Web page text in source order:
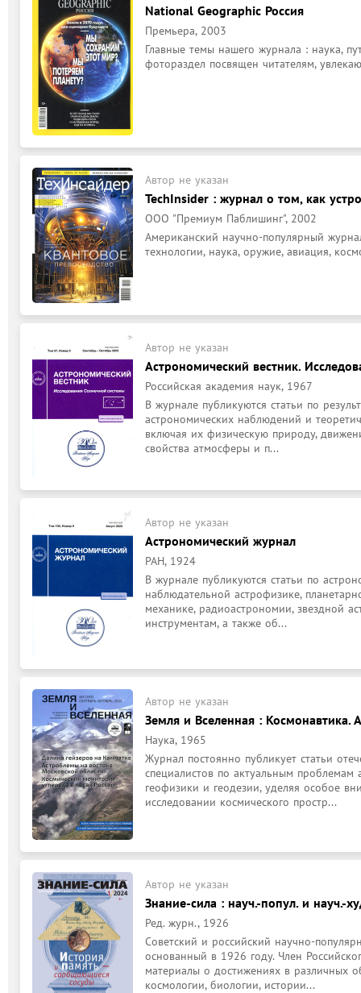
National Geographic Россия
Премьера, 2003
Главные темы нашего журнала : наука,
фотораздел посвящен читателям,
Автор не указан
TechInsider : журнал о том, как
ООО "Премиум Паблишинг", 2002
Американский научно-популярный
технологии, наука, оружие, авиация,
Автор не указан
Астрономический вестник.
Российская академия наук, 1967
В журнале публикуются статьи по
астрономических наблюдений и
включая их физическую природу,
свойства атмосферы и п...
Автор не указан
Астрономический журнал
РАН, 1924
В журнале публикуются статьи по
наблюдательной астрофизике,
механике, радиоастрономии, звездной
инструментам, а также об...
Автор не указан
Земля и Вселенная : Космонавтика.
Наука, 1965
Журнал постоянно публикует статьи
специалистов по актуальным проблемам
геофизики и геодезии, уделяя особое
исследовании космического простр...
Автор не указан
Знание-сила : науч.-попул. и науч.-
Ред. журн., 1926
Советский и российский научно-
основанный в 1926 году. Член
материалы о достижениях в различных
космологии, биологии, истории...